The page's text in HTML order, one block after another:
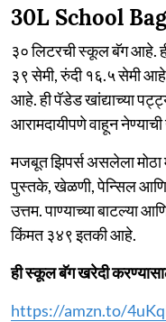
30L School
३० लिटरची स्कूल बॅग आहे.
३९ सेमी, रुंदी १६.५ सेमी
आहे. ही पॅडेड खांद्याच्या
आरामदायीपणे वाहून
मजबूत झिपर्स असलेला
पुस्तके, खेळणी, पेन्सिल आणि
उत्तम. पाण्याच्या बाटल्या
किंमत ३४९ इतकी आहे.
ही स्कूल बॅग खरेदी
https://amzn.to/